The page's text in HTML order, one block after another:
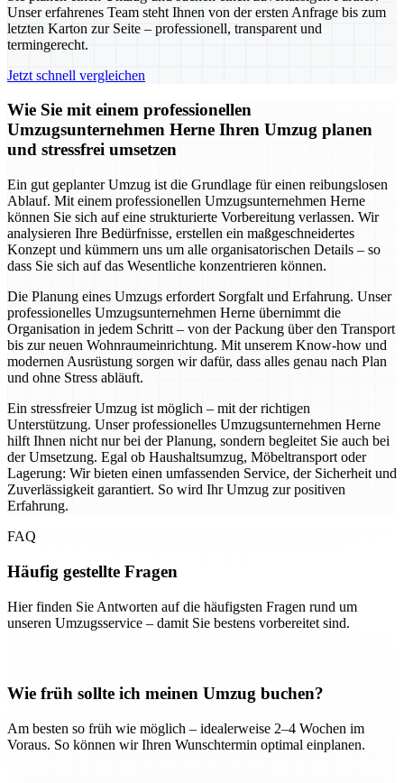
Unser erfahrenes Team steht Ihnen von der ersten Anfrage bis zum
letzten Karton zur Seite – professionell, transparent und
termingerecht.
Jetzt schnell vergleichen
Wie Sie mit einem professionellen
Umzugsunternehmen Herne Ihren Umzug planen
und stressfrei umsetzen
Ein gut geplanter Umzug ist die Grundlage für einen reibungslosen
Ablauf. Mit einem professionellen Umzugsunternehmen Herne
können Sie sich auf eine strukturierte Vorbereitung verlassen. Wir
analysieren Ihre Bedürfnisse, erstellen ein maßgeschneidertes
Konzept und kümmern uns um alle organisatorischen Details – so
dass Sie sich auf das Wesentliche konzentrieren können.
Die Planung eines Umzugs erfordert Sorgfalt und Erfahrung. Unser
professionelles Umzugsunternehmen Herne übernimmt die
Organisation in jedem Schritt – von der Packung über den Transport
bis zur neuen Wohnraumeinrichtung. Mit unserem Know-how und
modernen Ausrüstung sorgen wir dafür, dass alles genau nach Plan
und ohne Stress abläuft.
Ein stressfreier Umzug ist möglich – mit der richtigen
Unterstützung. Unser professionelles Umzugsunternehmen Herne
hilft Ihnen nicht nur bei der Planung, sondern begleitet Sie auch bei
der Umsetzung. Egal ob Haushaltsumzug, Möbeltransport oder
Lagerung: Wir bieten einen umfassenden Service, der Sicherheit und
Zuverlässigkeit garantiert. So wird Ihr Umzug zur positiven
Erfahrung.
FAQ
Häufig gestellte Fragen
Hier finden Sie Antworten auf die häufigsten Fragen rund um
unseren Umzugsservice – damit Sie bestens vorbereitet sind.
Wie früh sollte ich meinen Umzug buchen?
Am besten so früh wie möglich – idealerweise 2–4 Wochen im
Voraus. So können wir Ihren Wunschtermin optimal einplanen.